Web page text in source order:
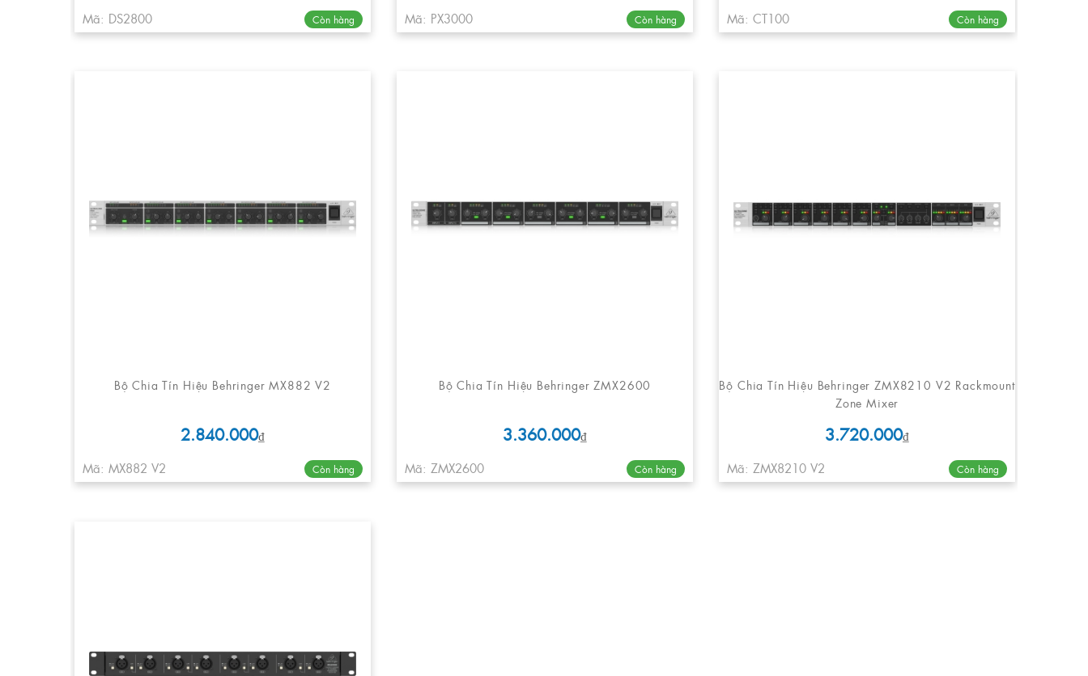
Mã: DS2800
Còn hàng
Mã: PX3000
Còn hàng
Mã: CT100
Còn hàng
Bộ Chia Tín Hiệu Behringer MX882 V2
2.840.000₫
Mã: MX882 V2
Còn hàng
Bộ Chia Tín Hiệu Behringer ZMX2600
3.360.000₫
Mã: ZMX2600
Còn hàng
Bộ Chia Tín Hiệu Behringer ZMX8210 V2 Rackmount
Zone Mixer
3.720.000₫
Mã: ZMX8210 V2
Còn hàng